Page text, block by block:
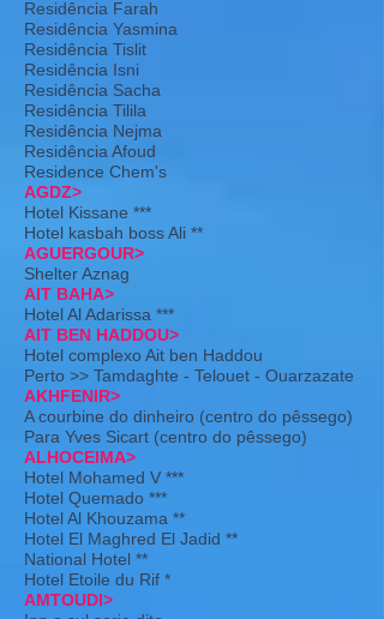
Residência Farah
Residência Yasmina
Residência Tislit
Residência Isni
Residência Sacha
Residência Tilila
Residência Nejma
Residência Afoud
Residence Chem's
AGDZ>
Hotel Kissane ***
Hotel kasbah boss Ali **
AGUERGOUR>
Shelter Aznag
AIT BAHA>
Hotel Al Adarissa ***
AIT BEN HADDOU>
Hotel complexo Ait ben Haddou
Perto >> Tamdaghte - Telouet - Ouarzazate
AKHFENIR>
A courbine do dinheiro (centro do pêssego)
Para Yves Sicart (centro do pêssego)
ALHOCEIMA>
Hotel Mohamed V ***
Hotel Quemado ***
Hotel Al Khouzama **
Hotel El Maghred El Jadid **
National Hotel **
Hotel Etoile du Rif *
AMTOUDI>